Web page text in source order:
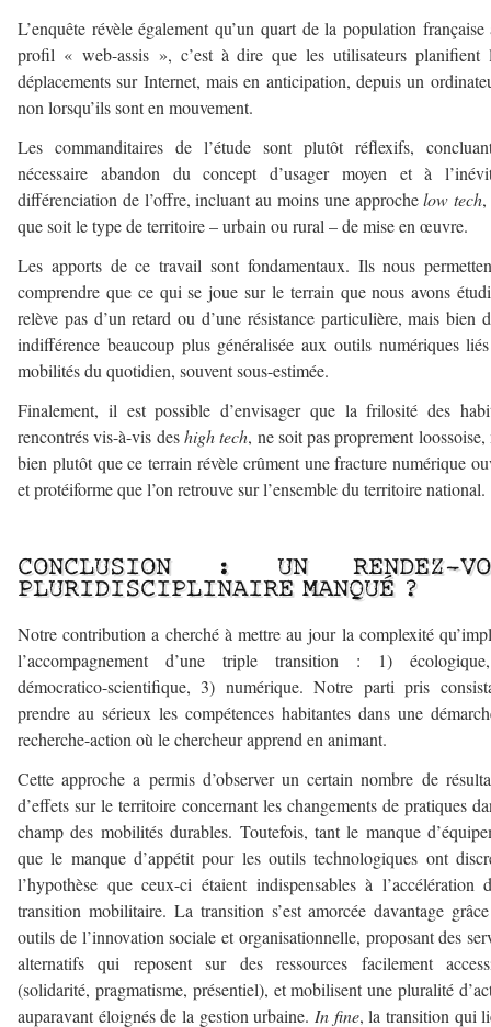
L’enquête révèle également qu’un quart de la population
profil « web-assis », c’est à dire que les utilisateurs planifient
déplacements sur Internet, mais en anticipation, depuis un
non lorsqu’ils sont en mouvement.
Les commanditaires de l’étude sont plutôt réflexifs,
nécessaire abandon du concept d’usager moyen et à
différenciation de l’offre, incluant au moins une approchelow tech
que soit le type de territoire – urbain ou rural – de mise en œuvre.
Les apports de ce travail sont fondamentaux. Ils nous
comprendre que ce qui se joue sur le terrain que nous avons
relève pas d’un retard ou d’une résistance particulière, mais bien
indifférence beaucoup plus généralisée aux outils numériques
mobilités du quotidien, souvent sous-estimée.
Finalement, il est possible d’envisager que la frilosité des
rencontrés vis-à-vis deshigh tech, ne soit pas proprement loossoise,
bien plutôt que ce terrain révèle crûment une fracture numérique
et protéiforme que l’on retrouve sur l’ensemble du territoire national.
CONCLUSION : UN RENDEZ-
PLURIDISCIPLINAIRE MANQUÉ ?
Notre contribution a cherché à mettre au jour la complexité
l’accompagnement d’une triple transition : 1)
démocratico-scientifique, 3) numérique. Notre parti pris
prendre au sérieux les compétences habitantes dans une
recherche-action où le chercheur apprend en animant.
Cette approche a permis d’observer un certain nombre de
d’effets sur le territoire concernant les changements de pratiques
champ des mobilités durables. Toutefois, tant le manque
que le manque d’appétit pour les outils technologiques ont
l’hypothèse que ceux-ci étaient indispensables à l’accélération
transition mobilitaire. La transition s’est amorcée davantage
outils de l’innovation sociale et organisationnelle, proposant des
alternatifs qui reposent sur des ressources facilement
(solidarité, pragmatisme, présentiel), et mobilisent une pluralité
auparavant éloignés de la gestion urbaine. In fine, la transition qui